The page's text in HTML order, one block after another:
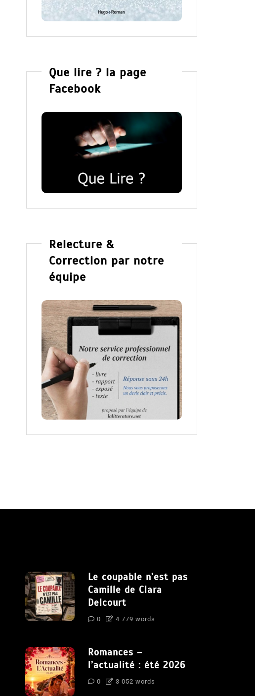
Que lire ? la page
Facebook
Relecture &
Correction par notre
équipe
Le coupable n’est pas
Camille de Clara
Delcourt
0 4 779 words
Romances –
l’actualité : été 2026
0 3 052 words